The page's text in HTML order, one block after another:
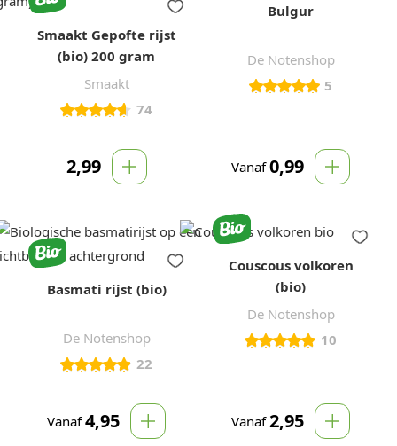
Smaakt Gepofte rijst
(bio) 200 gram
Smaakt
74
2,99
Bulgur
De Notenshop
5
Vanaf 0,99
Basmati rijst (bio)
De Notenshop
22
Vanaf 4,95
Couscous volkoren
(bio)
De Notenshop
10
Vanaf 2,95